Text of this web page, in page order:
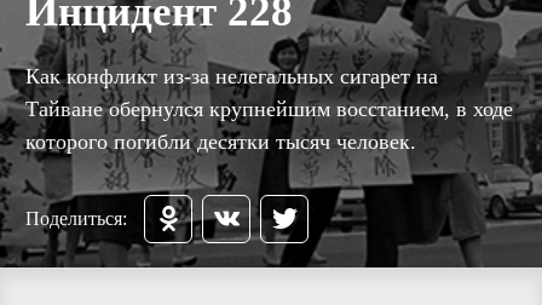
Инцидент 228
Как конфликт из-за нелегальных сигарет на
Тайване обернулся крупнейшим восстанием, в ходе
которого погибли десятки тысяч человек.
Поделиться: